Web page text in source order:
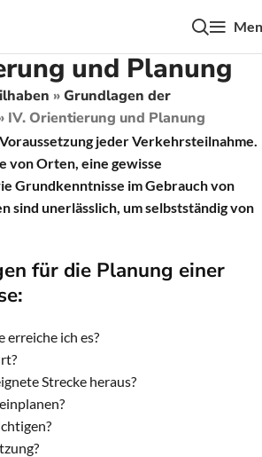
und Planung
»Grundlagen der
IV. Orientierung und Planung
jeder Verkehrsteilnahme.
von Orten, eine gewisse
Grundkenntnisse im Gebrauch von
sind unerlässlich, um selbstständig von
für die Planung einer
erreiche ich es?
Strecke heraus?